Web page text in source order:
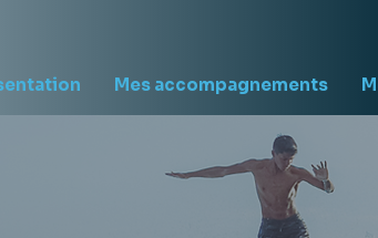
Mes accompagnements